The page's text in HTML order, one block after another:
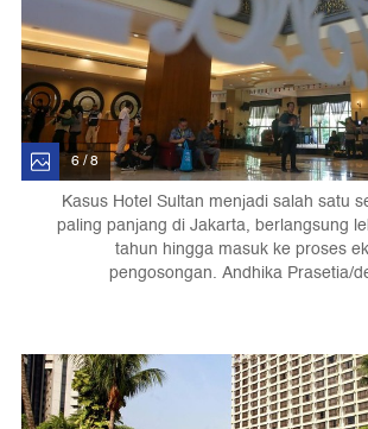
6 / 8
Kasus Hotel Sultan menjadi salah satu
paling panjang di Jakarta, berlangsung
tahun hingga masuk ke proses
pengosongan. Andhika Prasetia/